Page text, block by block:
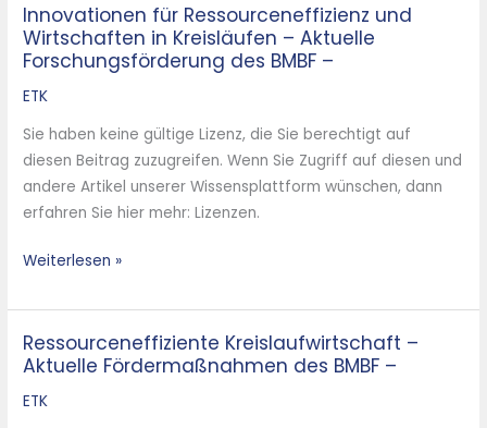
Innovationen für Ressourceneffizienz und
Wirtschaften in Kreisläufen – Aktuelle
Forschungsförderung des BMBF –
ETK
Sie haben keine gültige Lizenz, die Sie berechtigt auf
diesen Beitrag zuzugreifen. Wenn Sie Zugriff auf diesen und
andere Artikel unserer Wissensplattform wünschen, dann
erfahren Sie hier mehr: Lizenzen.
Innovationen
für
Ressourceneffizienz
und
in
Kreisläufen
–
Aktuelle
Forschungsförderung
Weiterlesen »
Ressourceneffiziente Kreislaufwirtschaft –
Aktuelle Fördermaßnahmen des BMBF –
ETK
Ressourceneffiziente
Kreislaufwirtschaft
–